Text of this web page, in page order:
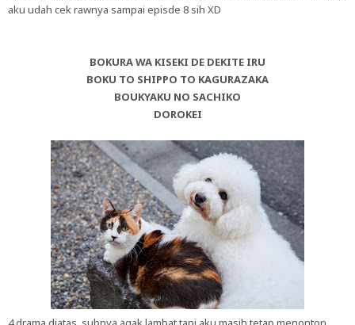
aku udah cek rawnya sampai episde 8 sih XD
BOKURA WA KISEKI DE DEKITE IRU
BOKU TO SHIPPO TO KAGURAZAKA
BOUKYAKU NO SACHIKO
DOROKEI